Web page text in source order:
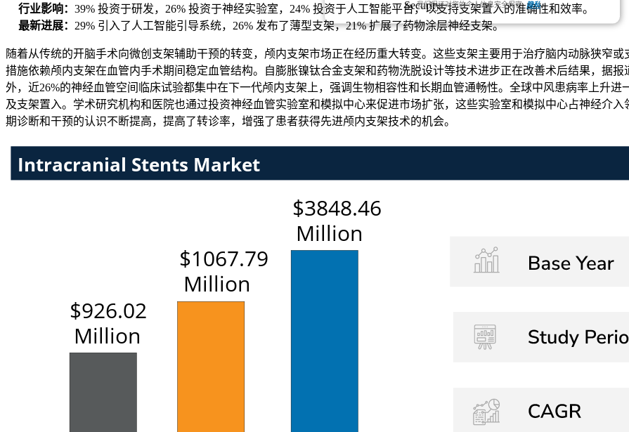
我们保证对您的个人信息完全保密.隐私
行业影响： 39% 投资于研发，26% 投资于神经实验室，24% 投资于人工智能平台，以支持支架置入的准确性和效率。
最新进展： 29% 引入了人工智能引导系统，26% 发布了薄型支架，21% 扩展了药物涂层神经支架。
随着从传统的开脑手术向微创支架辅助干预的转变，颅内支架市场正在经历重大转变。这些支架主要用于治疗脑内动脉狭窄
措施依赖颅内支架在血管内手术期间稳定血管结构。自膨胀镍钛合金支架和药物洗脱设计等技术进步正在改善术后结果，据
外，近26%的神经血管空间临床试验都集中在下一代颅内支架上，强调生物相容性和长期血管通畅性。全球中风患病率上升
及支架置入。学术研究机构和医院也通过投资神经血管实验室和模拟中心来促进市场扩张，这些实验室和模拟中心占神经介
期诊断和干预的认识不断提高，提高了转诊率，增强了患者获得先进颅内支架技术的机会。